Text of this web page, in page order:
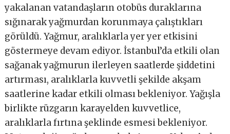
yakalanan vatandaşların otobüs duraklarına
sığınarak yağmurdan korunmaya çalıştıkları
görüldü. Yağmur, aralıklarla yer yer etkisini
göstermeye devam ediyor. İstanbul’da etkili olan
sağanak yağmurun ilerleyen saatlerde şiddetini
artırması, aralıklarla kuvvetli şekilde akşam
saatlerine kadar etkili olması bekleniyor. Yağışla
birlikte rüzgarın karayelden kuvvetlice,
aralıklarla fırtına şeklinde esmesi bekleniyor.